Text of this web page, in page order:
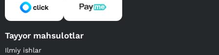
Tayyor mahsulotlar
Ilmiy ishlar